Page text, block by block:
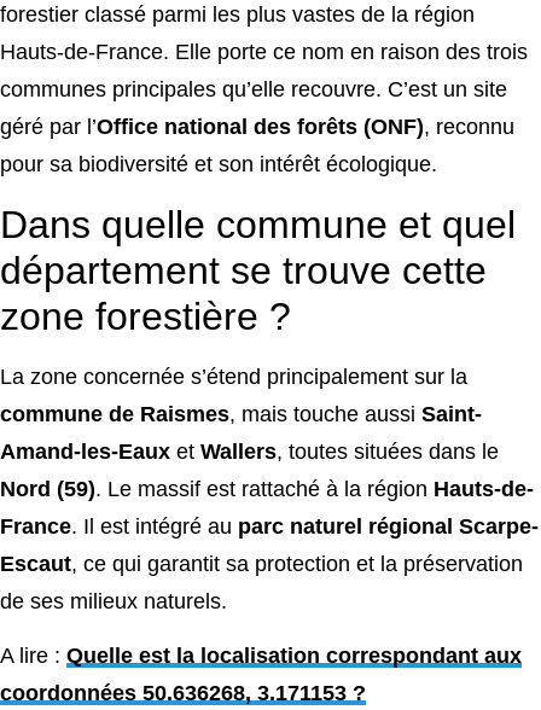
forestier classé parmi les plus vastes de la région
Hauts-de-France. Elle porte ce nom en raison des trois
communes principales qu’elle recouvre. C’est un site
géré par l’Office national des forêts (ONF), reconnu
pour sa biodiversité et son intérêt écologique.
Dans quelle commune et quel
département se trouve cette
zone forestière ?
La zone concernée s’étend principalement sur la
commune de Raismes, mais touche aussi Saint-
Amand-les-Eaux et Wallers, toutes situées dans le
Nord (59). Le massif est rattaché à la région Hauts-de-
France. Il est intégré au parc naturel régional Scarpe-
Escaut, ce qui garantit sa protection et la préservation
de ses milieux naturels.
A lire : Quelle est la localisation correspondant aux
coordonnées 50.636268, 3.171153 ?